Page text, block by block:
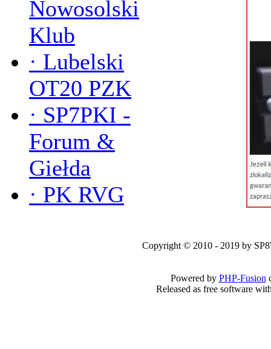
Nowosolski
Klub
· Lubelski
OT20 PZK
· SP7PKI -
Forum &
Giełda
· PK RVG
Copyright © 2010 - 2019 by
Powered by PHP-Fusion
Released as free software